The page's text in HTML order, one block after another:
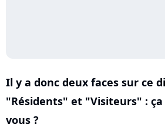
Il y a donc deux faces sur ce
"Résidents" et "Visiteurs" :
vous ?